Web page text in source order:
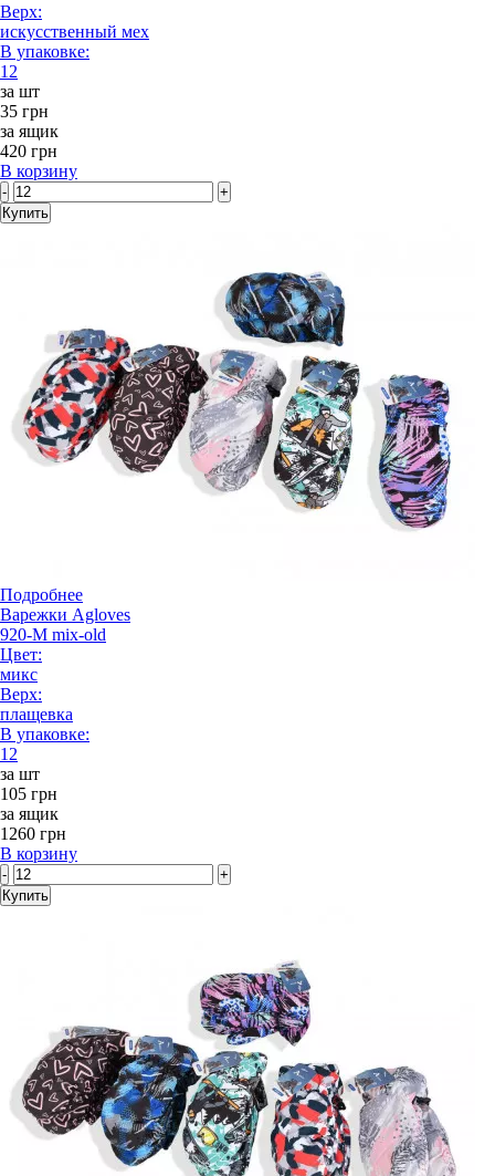
Верх:
искусственный мех
В упаковке:
12
за шт
35 грн
за ящик
420 грн
В корзину
-
+
Купить
Подробнее
Варежки Agloves
920-M mix-old
Цвет:
микс
Верх:
плащевка
В упаковке:
12
за шт
105 грн
за ящик
1260 грн
В корзину
-
+
Купить